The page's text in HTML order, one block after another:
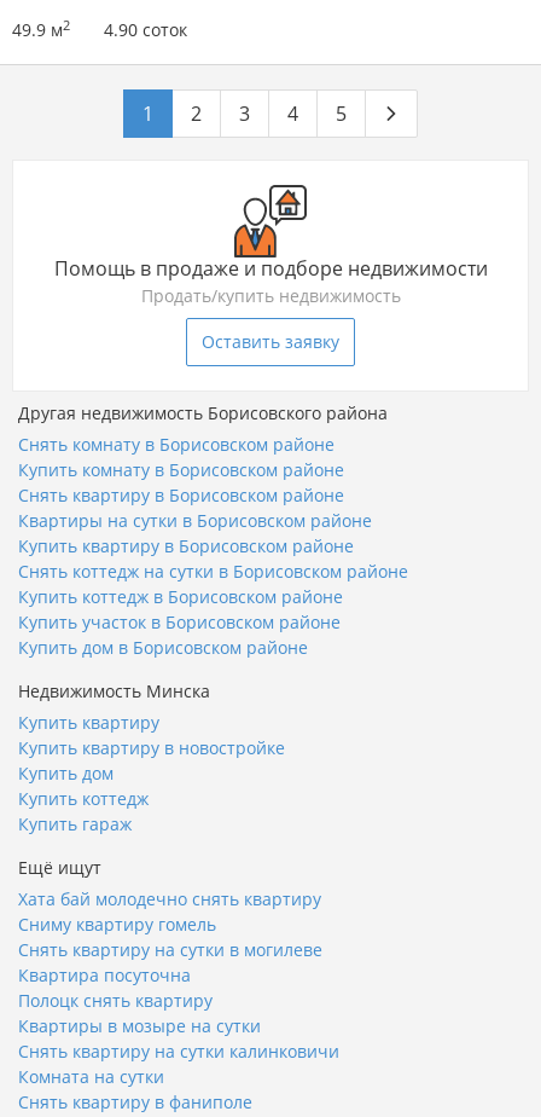
49.9 м2 4.90 соток
1 2 3 4 5
Помощь в продаже и подборе недвижимости
Продать/купить недвижимость
Оставить заявку
Другая недвижимость Борисовского района
Снять комнату в Борисовском районе
Купить комнату в Борисовском районе
Снять квартиру в Борисовском районе
Квартиры на сутки в Борисовском районе
Купить квартиру в Борисовском районе
Снять коттедж на сутки в Борисовском районе
Купить коттедж в Борисовском районе
Купить участок в Борисовском районе
Купить дом в Борисовском районе
Недвижимость Минска
Купить квартиру
Купить квартиру в новостройке
Купить дом
Купить коттедж
Купить гараж
Ещё ищут
Хата бай молодечно снять квартиру
Сниму квартиру гомель
Снять квартиру на сутки в могилеве
Квартира посуточна
Полоцк снять квартиру
Квартиры в мозыре на сутки
Снять квартиру на сутки калинковичи
Комната на сутки
Снять квартиру в фаниполе